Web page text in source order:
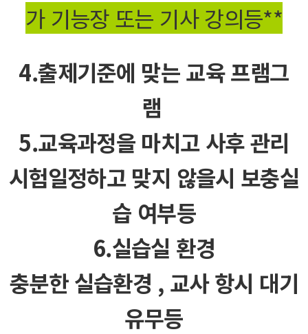
가 기능장 또는 기사 강의등**
4.출제기준에 맞는 교육 프램그
램
5.교육과정을 마치고 사후 관리
시험일정하고 맞지 않을시 보충실
습 여부등
6.실습실 환경
충분한 실습환경 , 교사 항시 대기
유무등